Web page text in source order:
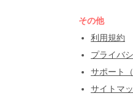
その他
利用規約
プライバ
サポート
サイトマ